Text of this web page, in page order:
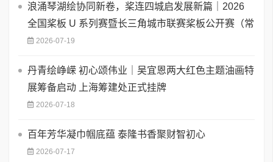
浪涌琴湖绘协同新卷，桨连四城启发展新篇｜2026
全国桨板 U 系列赛暨长三角城市联赛桨板公开赛（常
2026-07-19
丹青绘峥嵘 初心颂伟业｜吴宜恩两大红色主题油画特
展筹备启动 上海筹建处正式挂牌
2026-07-18
百年芳华凝巾帼底蕴 泰隆书香聚财智初心
2026-07-17